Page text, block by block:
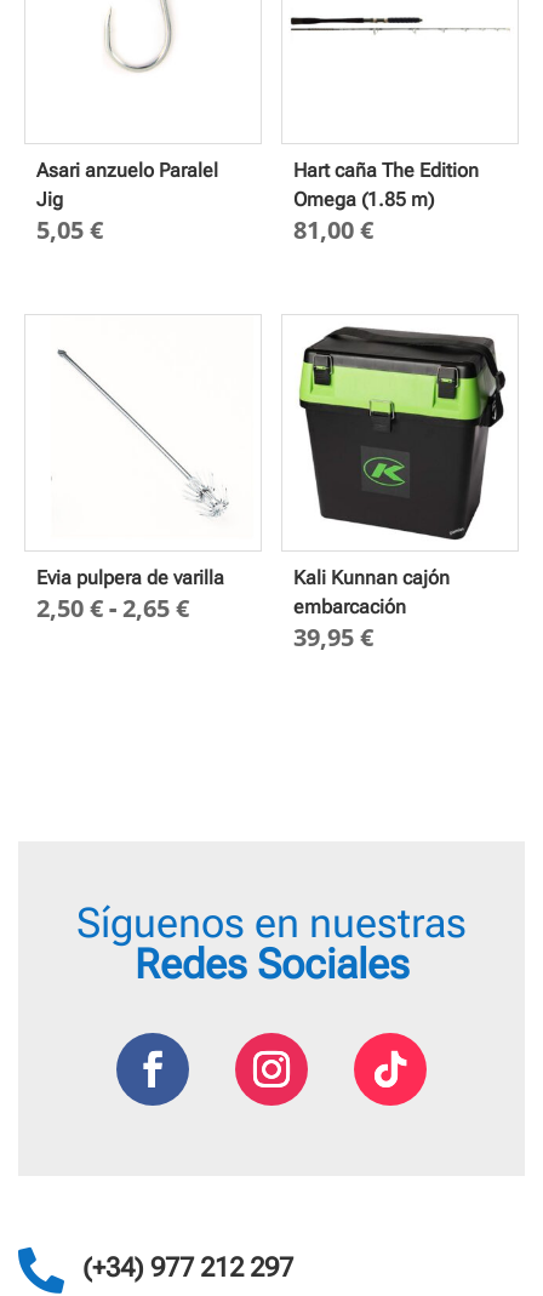
Asari anzuelo Paralel
Jig
5,05€
Hart caña The Edition
Omega (1.85 m)
81,00€
Evia pulpera de varilla
2,50€-2,65€Rango
Kali Kunnan cajón
embarcación
39,95€
Síguenos en nuestras
Redes Sociales
 (+34) 977 212 297